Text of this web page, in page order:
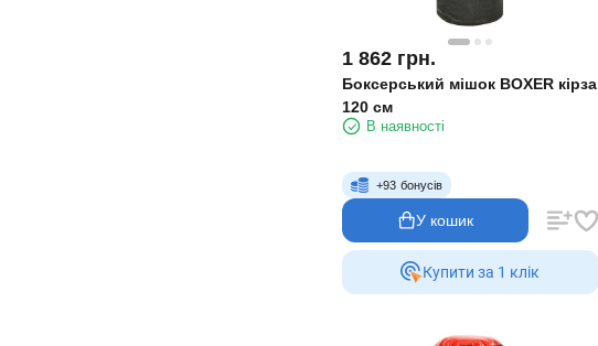
1 862 грн.
Боксерський мішок BOXER кірза
120 см
В наявності
+93 бонусів
У кошик
Купити за 1 клiк